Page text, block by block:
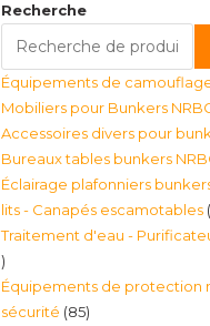
Recherche
Équipements de
Mobiliers pour Bunkers
Accessoires divers pour
Bureaux tables bunkers
Éclairage plafonniers
lits - Canapés escamotables
Traitement d'eau -
3
produits
Équipements de protection
sécurité 8585